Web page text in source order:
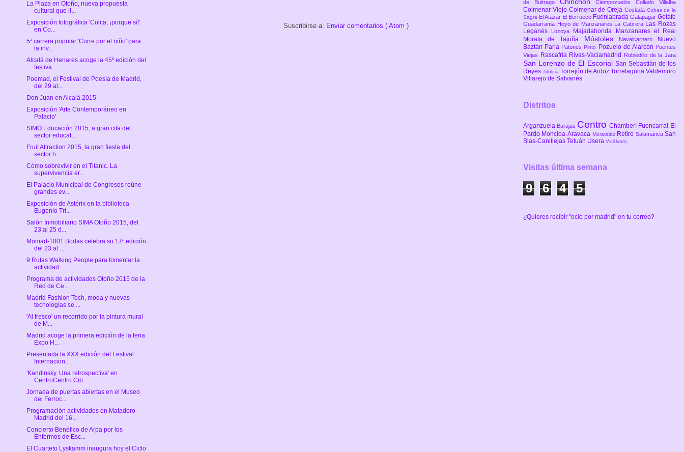
Suscribirse a: Enviar comentarios ( Atom )
La Plaza en Otoño, nueva propuesta
cultural que ll...
Exposición fotográfica 'Colita, ¡porque sí!'
en Co...
5ª carrera popular 'Corre por el niño' para
la inv...
Alcalá de Henares acoge la 45º edición del
festiva...
Poemad, el Festival de Poesía de Madrid,
del 29 al...
Don Juan en Alcalá 2015
Exposición 'Arte Contemporáneo en
Palacio'
SIMO Educación 2015, a gran cita del
sector educat...
Fruit Attraction 2015, la gran fiesta del
sector h...
Cómo sobrevivir en el Titanic. La
supervivencia er...
El Palacio Municipal de Congresos reúne
grandes ev...
Exposición de Astérix en la biblioteca
Eugenio Trí...
Salón Inmobiliario SIMA Otoño 2015, del
23 al 25 d...
Momad-1001 Bodas celebra su 17ª edición
del 23 al ...
9 Rutas Walking People para fomentar la
actividad ...
Programa de actividades Otoño 2015 de la
Red de Ce...
Madrid Fashion Tech, moda y nuevas
tecnologías se ...
'Al fresco' un recorrido por la pintura mural
de M...
Madrid acoge la primera edición de la feria
Expo H...
Presentada la XXX edición del Festival
Internacion...
'Kandinsky. Una retrospectiva' en
CentroCentro Cib...
Jornada de puertas abiertas en el Museo
del Ferroc...
Programación actividades en Matadero
Madrid del 16...
Concierto Benéfico de Arpa por los
Enfermos de Esc...
El Cuarteto Lyskamm inaugura hoy el Ciclo
de Buitrago
CiempozuelosCollado Villalba
Colmenar Viejo Colmenar de Oreja Coslada Cubas de la
Sagra El Atazar El Berrueco Fuenlabrada Galapagar Getafe
Guadarrama Hoyo de Manzanares La Cabrera Las Rozas
Leganés
Lozoya Majadahonda
Manzanares el Real
Morata de Tajuña Móstoles Navalcarnero
Nuevo
Baztán Parla PatonesPinto Pozuelo de Alarcón Puentes
Viejas
Rascafría Rivas-Vaciamadrid Robledillo de la Jara
San Lorenzo de El Escorial San Sebastián de los
Reyes Titulcia Torrejón de Ardoz Torrelaguna Valdemoro
Villarejo de Salvanés
Distritos
Arganzuela Barajas Centro Chamberí Fuencarral-El
Pardo Moncloa-Aravaca Moratalaz Retiro SalamancaSan
Blas-Canillejas Tetuán Usera Vicálvaro
Visitas última semana
9 6 4 5
¿Quieres recibir "ocio por madrid" en tu correo?